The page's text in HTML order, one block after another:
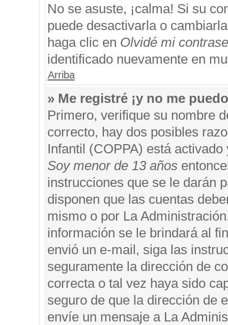
No se asuste, ¡calma! Si su
puede desactivarla o
haga clic en Olvidé mi
identificado nuevamente en
Arriba
» Me registré ¡y no me
Primero, verifique su nombre
correcto, hay dos posibles
Infantil (COPPA) está
Soy menor de 13 años
instrucciones que se le darán
disponen que las cuentas
mismo o por La
información se le brindará al
envió un e-mail, siga las
seguramente la dirección de
correcta o tal vez haya sido
seguro de que la dirección de
envíe un mensaje a La